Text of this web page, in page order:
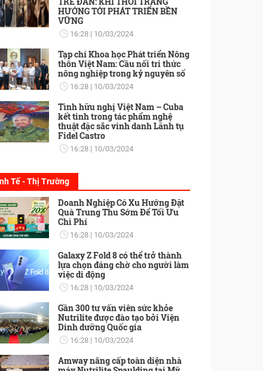
HƯỚNG TỚI PHÁT TRIỂN BỀN
VỮNG
16:28 10/03/2024
Tạp chí Khoa học Phát triển Nông
thôn Việt Nam: Cầu nối tri thức
nông nghiệp trong kỷ nguyên số
16:28 10/03/2024
Tình hữu nghị Việt Nam – Cuba
kết tinh trong tác phẩm nghệ
thuật đặc sắc vinh danh Lãnh tụ
Fidel Castro
16:28 10/03/2024
Tế - Thị Trường
Doanh Nghiệp Có Xu Hướng Đặt
Quà Trung Thu Sớm Để Tối Ưu
Chi Phí
16:28 10/03/2024
Galaxy Z Fold 8 có thể trở thành
lựa chọn đáng chờ cho người làm
việc di động
16:28 10/03/2024
Gần 300 tư vấn viên sức khỏe
Nutrilite được đào tạo bởi Viện
Dinh dưỡng Quốc gia
16:28 10/03/2024
Amway nâng cấp toàn diện nhà